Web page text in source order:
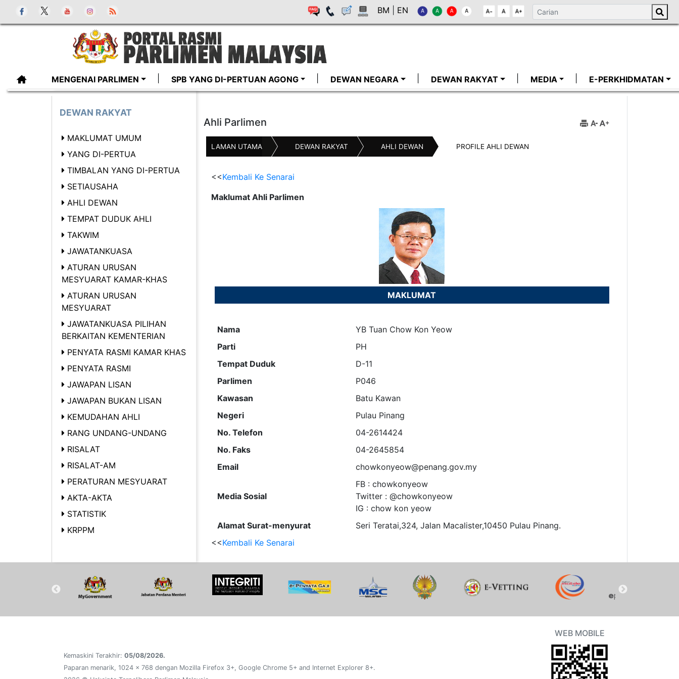
BM EN
MENGENAI PARLIMEN SPB YANG DI-PERTUAN AGONG DEWAN NEGARA DEWAN RAKYAT MEDIA E-PERKHIDMATAN
Ahli Parlimen
LAMAN UTAMA DEWAN RAKYAT AHLI DEWAN PROFILE AHLI DEWAN
<<Kembali Ke Senarai
Maklumat Ahli Parlimen
MAKLUMAT
Nama
YB Tuan Chow Kon Yeow
Parti
PH
Tempat Duduk
D-11
Parlimen
P046
Kawasan
Batu Kawan
Negeri
Pulau Pinang
No. Telefon
04-2614424
No. Faks
04-2645854
Email
chowkonyeow@penang.gov.my
Media Sosial
FB : chowkonyeow
Twitter : @chowkonyeow
IG : chow kon yeow
Alamat Surat-menyurat
Seri Teratai,324, Jalan Macalister,10450 Pulau Pinang.
<<Kembali Ke Senarai
DEWAN RAKYAT
MAKLUMAT UMUM
YANG DI-PERTUA
TIMBALAN YANG DI-PERTUA
SETIAUSAHA
AHLI DEWAN
TEMPAT DUDUK AHLI
TAKWIM
JAWATANKUASA
ATURAN URUSAN
MESYUARAT KAMAR-KHAS
ATURAN URUSAN
MESYUARAT
JAWATANKUASA PILIHAN
BERKAITAN KEMENTERIAN
PENYATA RASMI KAMAR KHAS
PENYATA RASMI
JAWAPAN LISAN
JAWAPAN BUKAN LISAN
KEMUDAHAN AHLI
RANG UNDANG-UNDANG
RISALAT
RISALAT-AM
PERATURAN MESYUARAT
AKTA-AKTA
STATISTIK
KRPPM
Kemaskini Terakhir: 05/08/2026.
Paparan menarik, 1024 x 768 dengan Mozilla Firefox 3+, Google Chrome 5+ and Internet Explorer 8+.
WEB MOBILE